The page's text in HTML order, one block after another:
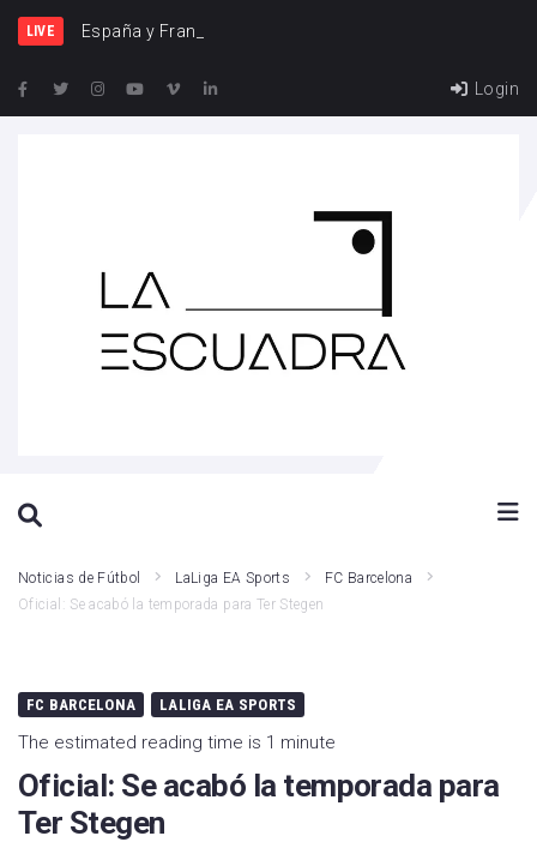
LIVE España y Francia, un
Login
Noticias de Fútbol LaLiga EA Sports
FC Barcelona
Oficial: Se acabó la temporada para Ter Stegen
FC BARCELONA LALIGA EA SPORTS
The estimated reading time is 1 minute
Oficial: Se acabó la temporada para
Ter Stegen